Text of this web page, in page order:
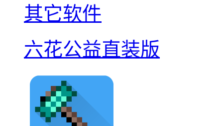
其它软件
六花公益直装版